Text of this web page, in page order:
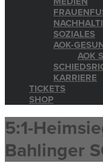
SOZIALES
AOK-
AOK
KARRIERE
TICKETS
SHOP
5:1-
Bahlinger